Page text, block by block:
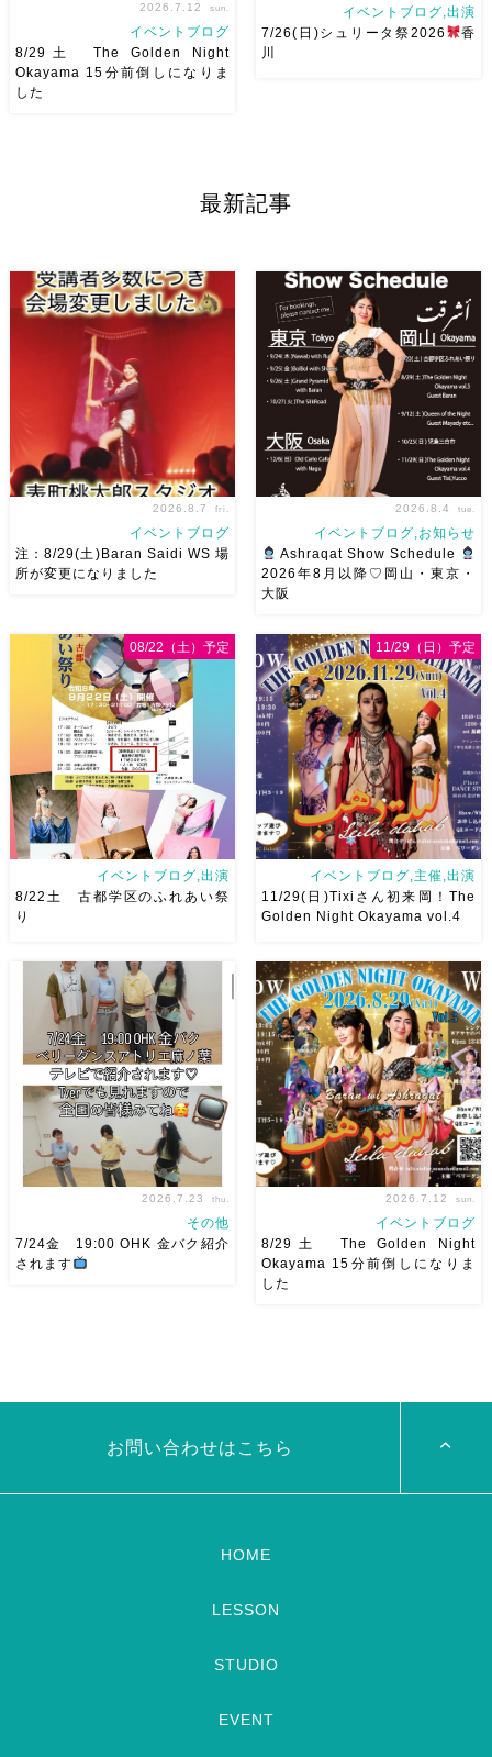
踊ってくれます♡ 東京から参
2026.7.12 sun.
イベントブログ
8/29土 The Golden Night
Okayama 15分前倒しになりま
した
麻ノ葉からもハフラ出演させて
[…]
イベントブログ,出演
7/26(日)シュリータ祭2026
香
川
最新記事
申し込み多数につき会場変更し
ました♡ 表町桃太郎スタジオ
岡山県岡山市 北区表町2丁目6-
64 4階 ショー会場から近いの
で、安心♡駅からもバスで天満
屋バスス […]
2026.8.7 fri.
イベントブログ
注：8/29(土)Baran Saidi WS 場
所が変更になりました
です♡皆様にお会いできますよ
うに
ご予約はメッセージく
ださい
お待ちしています
Ashraqat Show Schedule
岡山・8/22(土) […]
2026.8.4 tue.
イベントブログ,お知らせ
Ashraqat Show Schedule
2026年8月以降♡岡山・東京・
大阪
8/22土 古都学区のふれあい祭
りにて踊らせていただきます♡
太鼓も叩くよー！私たちは
18:40頃から出演です屋台も出
てとても楽しいお祭りになりそ
う
私たちも踊った後は祭り
を楽しみます
遊びにいら
[…]
イベントブログ,出演
8/22土 古都学区のふれあい祭
り
08/22（土）予定
2026/11/29(日)Tixiさん初来
岡！The Golden Night
Okayama vol.4 本日8/1よりお
申し込みスタートです
【
Show 】 Guest DancerTixi
[…]
イベントブログ,主催,出演
11/29(日)Tixiさん初来岡！The
Golden Night Okayama vol.4
11/29（日）予定
河合くんが来てくれました
2026.7.23 thu.
その他
7/24金 19:00 OHK 金バク紹介
されます
踊ってくれます♡ 東京から参
かしの曲をソロ踊ります […]
2026.7.12 sun.
イベントブログ
8/29土 The Golden Night
Okayama 15分前倒しになりま
した
お問い合わせはこちら
HOME
LESSON
STUDIO
EVENT